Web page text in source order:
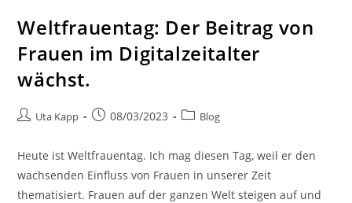
Weltfrauentag: Der Beitrag von
Frauen im Digitalzeitalter
wächst.
Uta Kapp 08/03/2023 Blog
Heute ist Weltfrauentag. Ich mag diesen Tag, weil er den
wachsenden Einfluss von Frauen in unserer Zeit
thematisiert. Frauen auf der ganzen Welt steigen auf und